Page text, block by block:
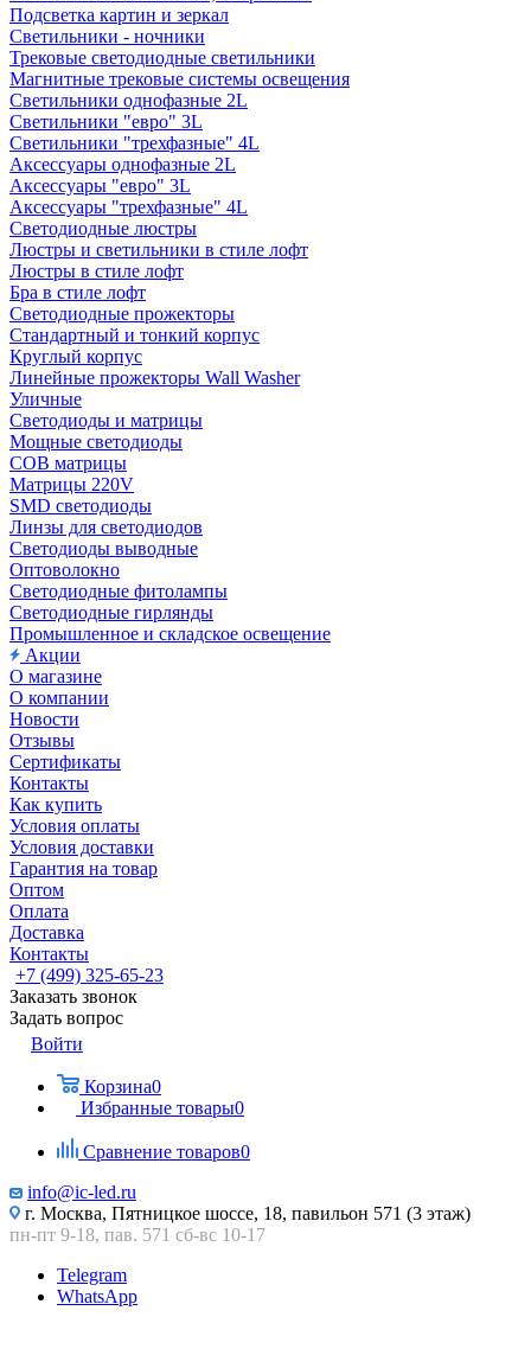
Подсветка картин и зеркал
Светильники - ночники
Трековые светодиодные светильники
Магнитные трековые системы освещения
Светильники однофазные 2L
Светильники "евро" 3L
Светильники "трехфазные" 4L
Аксессуары однофазные 2L
Аксессуары "евро" 3L
Аксессуары "трехфазные" 4L
Светодиодные люстры
Люстры и светильники в стиле лофт
Люстры в стиле лофт
Бра в стиле лофт
Светодиодные прожекторы
Стандартный и тонкий корпус
Круглый корпус
Линейные прожекторы Wall Washer
Уличные
Светодиоды и матрицы
Мощные светодиоды
COB матрицы
Матрицы 220V
SMD светодиоды
Линзы для светодиодов
Светодиоды выводные
Оптоволокно
Светодиодные фитолампы
Светодиодные гирлянды
Промышленное и складское освещение
Акции
О магазине
О компании
Новости
Отзывы
Сертификаты
Контакты
Как купить
Условия оплаты
Условия доставки
Гарантия на товар
Оптом
Оплата
Доставка
Контакты
+7 (499) 325-65-23
Заказать звонок
Задать вопрос
Войти
Корзина0
Избранные товары0
Сравнение товаров0
info@ic-led.ru
г. Москва, Пятницкое шоссе, 18, павильон 571 (3 этаж)
пн-пт 9-18, пав. 571 сб-вс 10-17
Telegram
WhatsApp